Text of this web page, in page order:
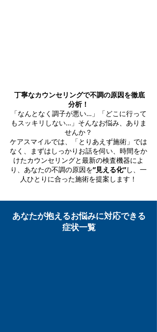
丁寧なカウンセリングで不調の原因を徹底
分析！
「なんとなく調子が悪い…」「どこに行って
もスッキリしない…」そんなお悩み、ありま
せんか？​
ケアスマイルでは、
「とりあえず施術」では
なく、まずはしっかりお話を伺い、 時間をか
けたカウンセリングと最新の検査機器によ
り、​あなたの不調の原因を”見える化”し、一
人ひとりに合った施術を提案します！
あなたが抱えるお悩みに対応できる
症状一覧